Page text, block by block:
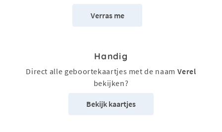
Verras me
Handig
Direct alle geboortekaartjes met de naam Verel
bekijken?
Bekijk kaartjes